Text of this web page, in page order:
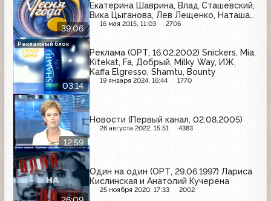
39:06
Екатерина Шаврина, Влад Сташевский,
Вика Цыганова, Лев Лещенко, Наташа
Королева, Надежда Кадышева
16 мая 2015, 11:03 2706
03:14
Реклама (ОРТ, 16.02.2002) Snickers, Mia,
Kitekat, Fa, Добрый, Milky Way, ИЖ,
Kaffa Elgresso, Shamtu, Bounty
19 января 2024, 16:44 1770
Рекламный блок
12:59
Новости (Первый канал, 02.08.2005)
26 августа 2022, 15:51 4383
Один на один (ОРТ, 29.06.1997) Лариса
Кислинская и Анатолий Кучерена
25 ноября 2020, 17:33 2002